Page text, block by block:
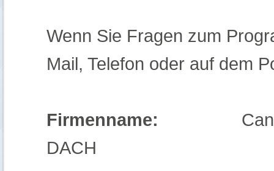
Wenn Sie Fragen zum
Mail, Telefon oder auf dem
Firmenname: Candidate
DACH